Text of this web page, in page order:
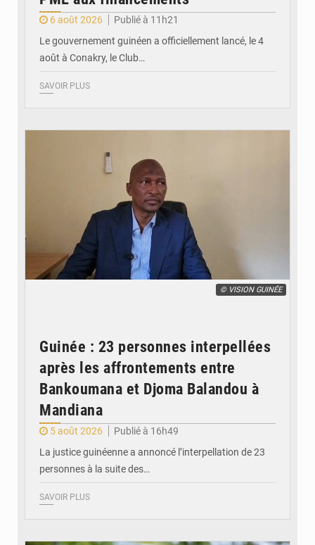
6 août 2026
Publié à 11h21
Le gouvernement guinéen a officiellement lancé, le 4
août à Conakry, le Club…
SAVOIR PLUS
© VISION GUINÉE
Guinée : 23 personnes interpellées
après les affrontements entre
Bankoumana et Djoma Balandou à
Mandiana
5 août 2026
Publié à 16h49
La justice guinéenne a annoncé l’interpellation de 23
personnes à la suite des…
SAVOIR PLUS